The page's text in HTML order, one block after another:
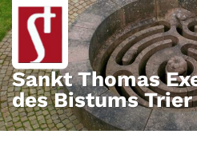
Zum Inhalt springen
Sankt Thomas
des Bistums Trier